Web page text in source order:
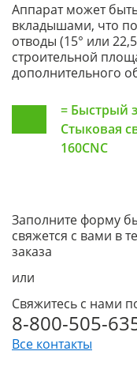
Аппарат может
вкладышами, что
отводы (15° или
строительной
дополнительного
= Быстрый
Стыковая
160CNC
Заполните форму
свяжется с вами в
заказа
или
Свяжитесь с нами
8-800-505-
Все контакты